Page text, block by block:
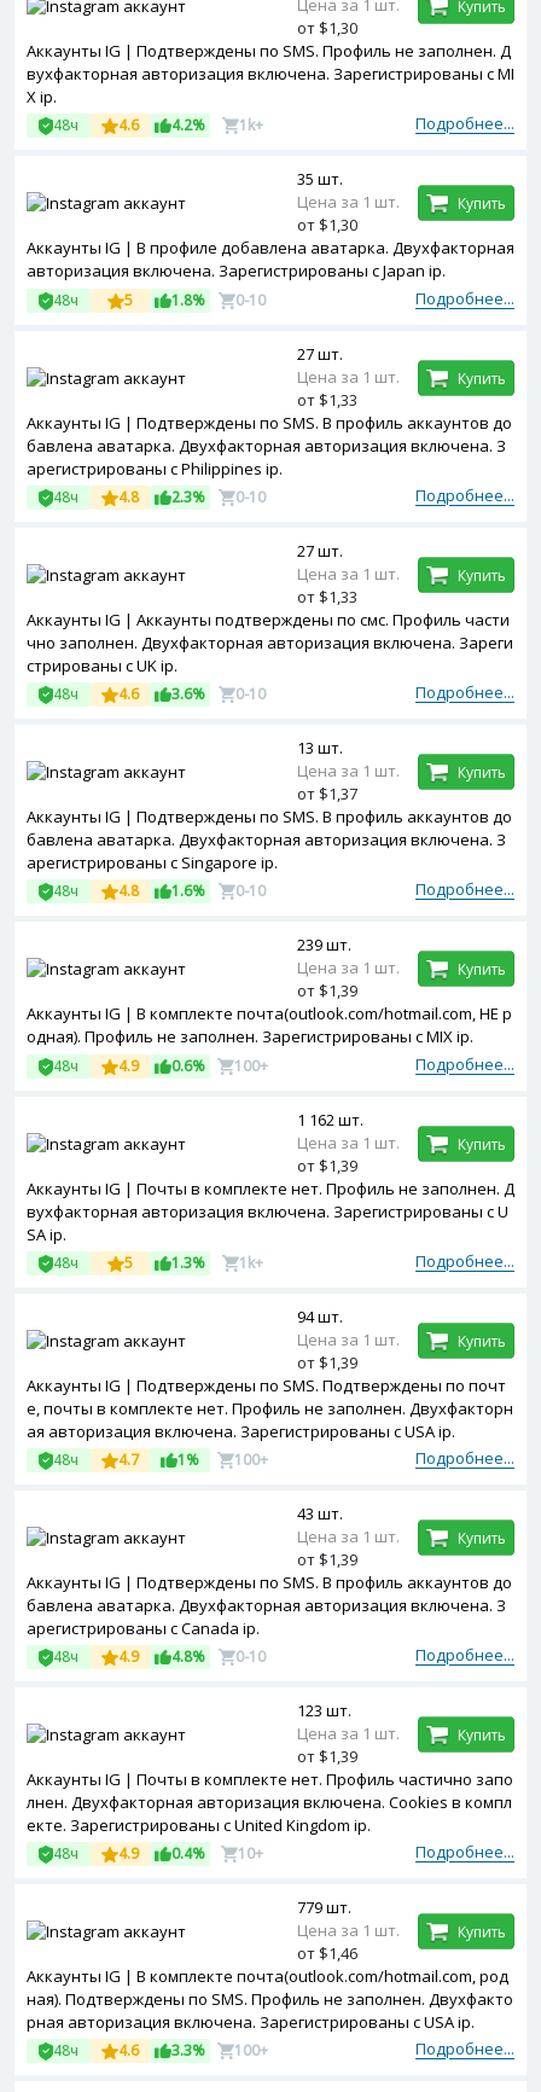
Аккаунты IG | Подтверждены по SMS. Профиль не заполнен. Д
вухфакторная авторизация включена. Зарегистрированы с MI
X ip.
Подробнее...
48ч 4.6 4.2% 1k+
Цена за 1 шт.
от $1,30
Купить
Аккаунты IG | В профиле добавлена аватарка. Двухфакторная
авторизация включена. Зарегистрированы с Japan ip.
Подробнее...
48ч 5 1.8% 0-10
35 шт.
Цена за 1 шт.
от $1,30
Купить
Аккаунты IG | Подтверждены по SMS. В профиль аккаунтов до
бавлена аватарка. Двухфакторная авторизация включена. З
арегистрированы с Philippines ip.
Подробнее...
48ч 4.8 2.3% 0-10
27 шт.
Цена за 1 шт.
от $1,33
Купить
Аккаунты IG | Аккаунты подтверждены по смс. Профиль части
чно заполнен. Двухфакторная авторизация включена. Зареги
стрированы с UK ip.
Подробнее...
48ч 4.6 3.6% 0-10
27 шт.
Цена за 1 шт.
от $1,33
Купить
Аккаунты IG | Подтверждены по SMS. В профиль аккаунтов до
бавлена аватарка. Двухфакторная авторизация включена. З
арегистрированы с Singapore ip.
Подробнее...
48ч 4.8 1.6% 0-10
13 шт.
Цена за 1 шт.
от $1,37
Купить
Аккаунты IG | В комплекте почта(outlook.com/hotmail.com, НЕ р
одная). Профиль не заполнен. Зарегистрированы с MIX ip.
Подробнее...
48ч 4.9 0.6% 100+
239 шт.
Цена за 1 шт.
от $1,39
Купить
Аккаунты IG | Почты в комплекте нет. Профиль не заполнен. Д
вухфакторная авторизация включена. Зарегистрированы с U
SA ip.
Подробнее...
48ч 5 1.3% 1k+
1 162 шт.
Цена за 1 шт.
от $1,39
Купить
Аккаунты IG | Подтверждены по SMS. Подтверждены по почт
е, почты в комплекте нет. Профиль не заполнен. Двухфакторн
ая авторизация включена. Зарегистрированы с USA ip.
Подробнее...
48ч 4.7 1% 100+
94 шт.
Цена за 1 шт.
от $1,39
Купить
Аккаунты IG | Подтверждены по SMS. В профиль аккаунтов до
бавлена аватарка. Двухфакторная авторизация включена. З
арегистрированы с Canada ip.
Подробнее...
48ч 4.9 4.8% 0-10
43 шт.
Цена за 1 шт.
от $1,39
Купить
Аккаунты IG | Почты в комплекте нет. Профиль частично запо
лнен. Двухфакторная авторизация включена. Cookies в компл
екте. Зарегистрированы с United Kingdom ip.
Подробнее...
48ч 4.9 0.4% 10+
123 шт.
Цена за 1 шт.
от $1,39
Купить
Аккаунты IG | В комплекте почта(outlook.com/hotmail.com, род
ная). Подтверждены по SMS. Профиль не заполнен. Двухфакто
рная авторизация включена. Зарегистрированы с USA ip.
Подробнее...
48ч 4.6 3.3% 100+
779 шт.
Цена за 1 шт.
от $1,46
Купить